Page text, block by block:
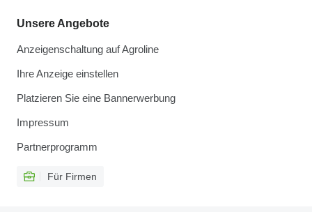
Unsere Angebote
Anzeigenschaltung auf Agroline
Ihre Anzeige einstellen
Platzieren Sie eine Bannerwerbung
Impressum
Partnerprogramm
Für Firmen